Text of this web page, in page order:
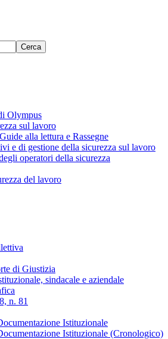
Cerca
Olympus
sul lavoro
alla lettura e Rassegne
e di gestione della sicurezza sul lavoro
operatori della sicurezza
del lavoro
di Giustizia
sindacale e aziendale
n. 81
Istituzionale
Istituzionale (Cronologico)